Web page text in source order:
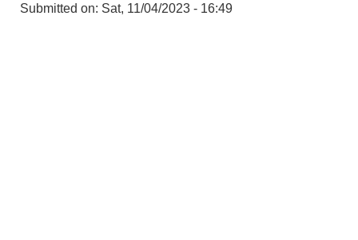
Submitted on: Sat, 11/04/2023 - 16:49